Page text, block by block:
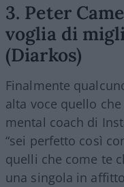
3. Peter
voglia di
(Diarkos)
Finalmente
alta voce quello
mental coach di
“sei perfetto così
quelli che come te
una singola in